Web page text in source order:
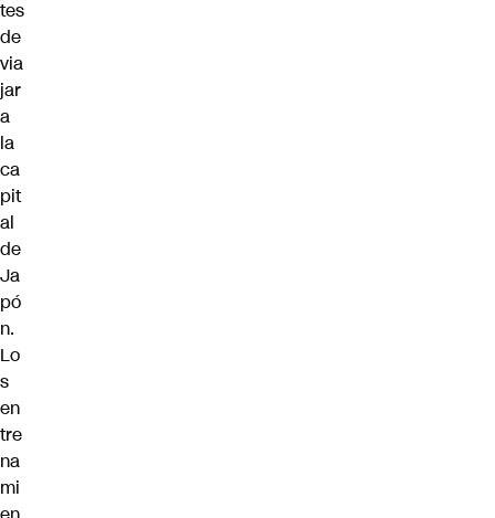
tes
de
via
jar
a
la
ca
pit
al
de
Ja
pó
n.
Lo
s
en
tre
na
mi